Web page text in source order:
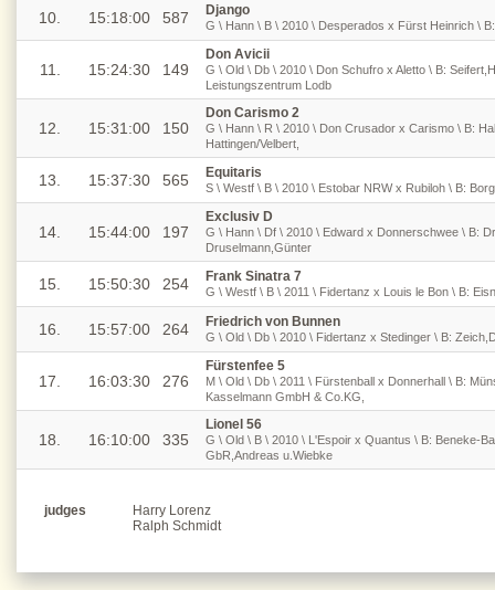
10. 15:18:00 587 Django
G \ Hann \ B \ 2010 \ Desperados x Fürst Heinrich \
11. 15:24:30 149
Don Avicii
G \ Old \ Db \ 2010 \ Don Schufro x Aletto \ B:
Leistungszentrum Lodb
12. 15:31:00 150
Don Carismo 2
G \ Hann \ R \ 2010 \ Don Crusador x Carismo \ B:
Hattingen/Velbert,
13. 15:37:30 565 Equitaris
S \ Westf \ B \ 2010 \ Estobar NRW x Rubiloh \ B:
14. 15:44:00 197
Exclusiv D
G \ Hann \ Df \ 2010 \ Edward x Donnerschwee \ B:
Druselmann,Günter
15. 15:50:30 254 Frank Sinatra 7
G \ Westf \ B \ 2011 \ Fidertanz x Louis le Bon \ B:
16. 15:57:00 264 Friedrich von Bunnen
G \ Old \ Db \ 2010 \ Fidertanz x Stedinger \ B:
17. 16:03:30 276
Fürstenfee 5
M \ Old \ Db \ 2011 \ Fürstenball x Donnerhall \ B:
Kasselmann GmbH & Co.KG,
18. 16:10:00 335
Lionel 56
G \ Old \ B \ 2010 \ L'Espoir x Quantus \ B: Beneke-
GbR,Andreas u.Wiebke
judges
Harry Lorenz
Ralph Schmidt